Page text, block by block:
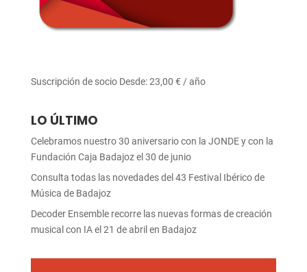
Suscripción de socio Desde:23,00 € / año
LO ÚLTIMO
Celebramos nuestro 30 aniversario con la JONDE y con la
Fundación Caja Badajoz el 30 de junio
Consulta todas las novedades del 43 Festival Ibérico de
Música de Badajoz
Decoder Ensemble recorre las nuevas formas de creación
musical con IA el 21 de abril en Badajoz